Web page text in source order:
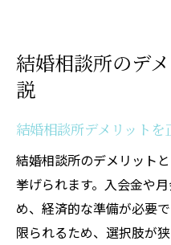
結婚相談所のデ
説
結婚相談所デメリットを
結婚相談所のデメリット
挙げられます。入会金や
め、経済的な準備が必要
限られるため、選択肢が